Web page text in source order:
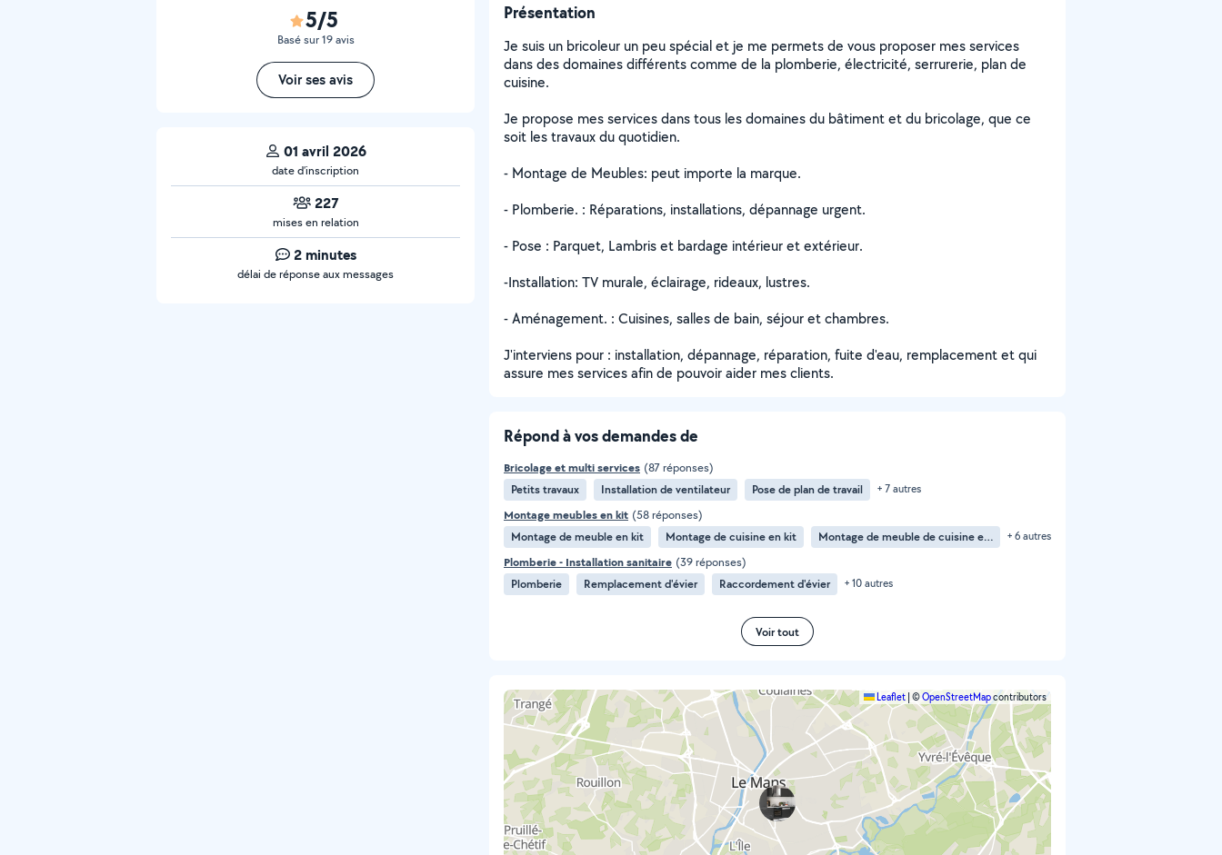
5/5
Basé sur 19 avis
Voir ses avis
01 avril 2026
date d’inscription
227
mises en relation
2 minutes
délai de réponse aux messages
Présentation
Je suis un bricoleur un peu spécial et je me permets de vous proposer mes services
dans des domaines différents comme de la plomberie, électricité, serrurerie, plan de
cuisine.
Je propose mes services dans tous les domaines du bâtiment et du bricolage, que ce
soit les travaux du quotidien.
- Montage de Meubles: peut importe la marque.
- Plomberie. : Réparations, installations, dépannage urgent.
- Pose : Parquet, Lambris et bardage intérieur et extérieur.
-Installation: TV murale, éclairage, rideaux, lustres.
- Aménagement. : Cuisines, salles de bain, séjour et chambres.
J'interviens pour : installation, dépannage, réparation, fuite d'eau, remplacement et qui
assure mes services afin de pouvoir aider mes clients.
Répond à vos demandes de
Bricolage et multi services (87 réponses)
Petits travaux
Installation de ventilateur Pose de plan de travail + 7 autres
Montage meubles en kit (58 réponses)
Montage de meuble en kit
Montage de cuisine en kit Montage de meuble de cuisine en kit + 6 autres
Plomberie - Installation sanitaire (39 réponses)
Plomberie
Remplacement d'évier Raccordement d'évier + 10 autres
Voir tout
Leaflet ©OpenStreetMapcontributors